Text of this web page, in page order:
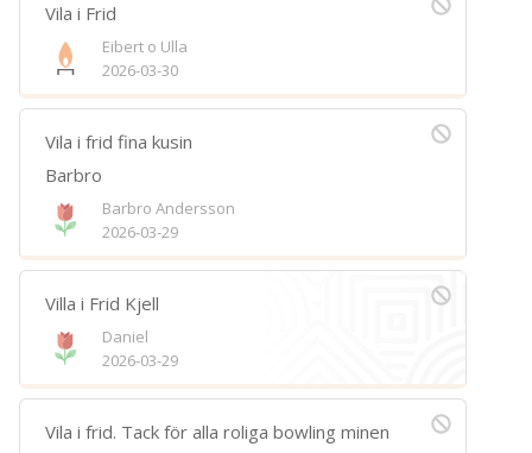
Vila i Frid
Eibert o Ulla
2026-03-30
Vila i frid fina kusin
Barbro
Barbro Andersson
2026-03-29
Villa i Frid Kjell
Daniel
2026-03-29
Vila i frid. Tack för alla roliga bowling minen